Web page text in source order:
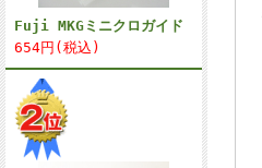
Fuji MKGミニクロガイド
654円(税込)